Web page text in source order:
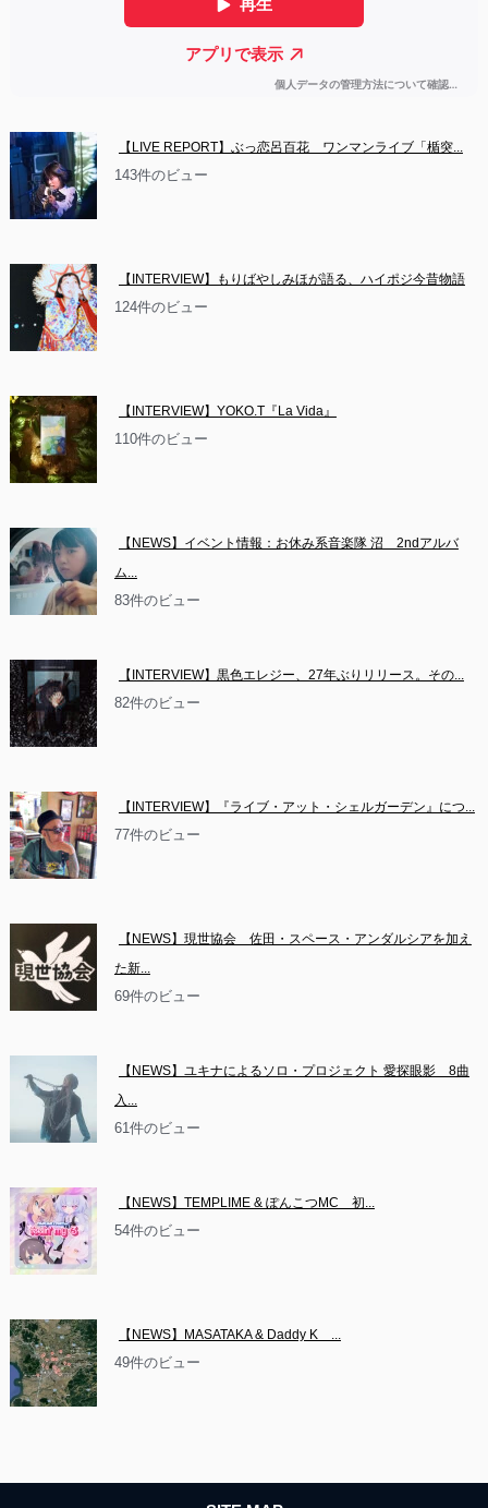
【LIVE REPORT】ぶっ恋呂百花　ワンマンライブ「楯突...
143件のビュー
【INTERVIEW】もりばやしみほが語る、ハイポジ今昔物語
124件のビュー
【INTERVIEW】YOKO.T『La Vida』
110件のビュー
【NEWS】イベント情報：お休み系音楽隊 沼　2ndアルバ
ム...
83件のビュー
【INTERVIEW】黒色エレジー、27年ぶりリリース。その...
82件のビュー
【INTERVIEW】『ライブ・アット・シェルガーデン』につ...
77件のビュー
【NEWS】現世協会　佐田・スペース・アンダルシアを加え
た新...
69件のビュー
【NEWS】ユキナによるソロ・プロジェクト 愛探眼影　8曲
入...
61件のビュー
【NEWS】TEMPLIME & ぽんこつMC　初...
54件のビュー
【NEWS】MASATAKA & Daddy K　...
49件のビュー